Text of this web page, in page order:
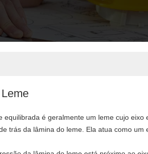
equilibrada é geralmente um leme cujo eixo
trás da lâmina do leme. Ela atua como um